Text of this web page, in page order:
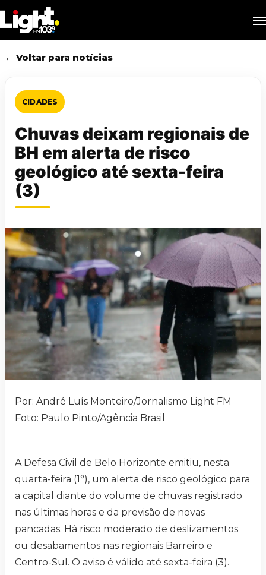
to
main
content
← Voltar para notícias
CIDADES
Chuvas deixam regionais de
BH em alerta de risco
geológico até sexta-feira
(3)
Por: André Luís Monteiro/Jornalismo Light FM
Foto: Paulo Pinto/Agência Brasil
A Defesa Civil de Belo Horizonte emitiu, nesta
quarta-feira (1°), um alerta de risco geológico para
a capital diante do volume de chuvas registrado
nas últimas horas e da previsão de novas
pancadas. Há risco moderado de deslizamentos
ou desabamentos nas regionais Barreiro e
Centro-Sul. O aviso é válido até sexta-feira (3).